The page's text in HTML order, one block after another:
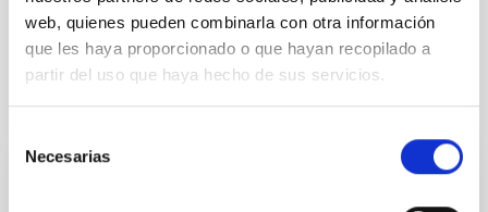
web, quienes pueden combinarla con otra información
que les haya proporcionado o que hayan recopilado a
partir del uso que haya hecho de sus servicios.
Necesarias
Otras noticias relacionadas